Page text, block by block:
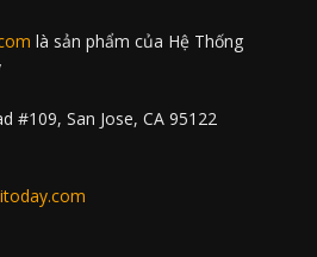
là sản phẩm của Hệ Thống
#109, San Jose, CA 95122